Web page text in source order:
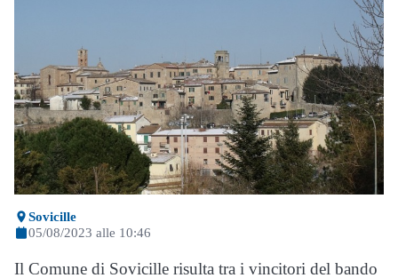
Sovicille
05/08/2023 alle 10:46
Il Comune di Sovicille risulta tra i vincitori del bando